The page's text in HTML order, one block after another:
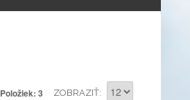
Položiek: 3 ZOBRAZIŤ